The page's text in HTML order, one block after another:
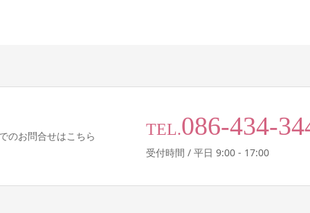
のお問合せはこちら TEL.086-434-
受付時間 / 平日 9:00 - 17:00